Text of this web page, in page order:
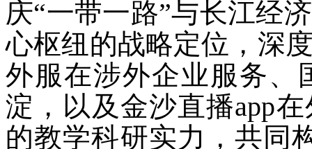
庆“一带一路”与长江经
心枢纽的战略定位，深
外服在涉外企业服务、
淀，以及金沙直播app
的教学科研实力，共同